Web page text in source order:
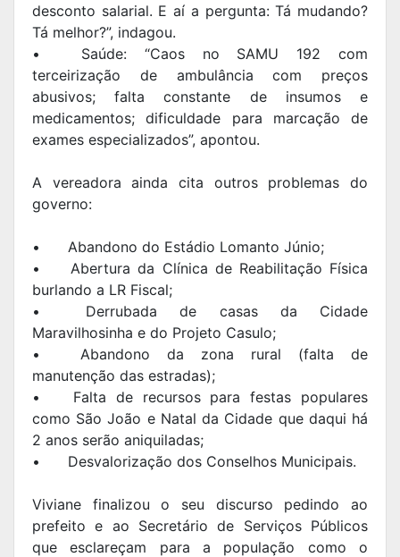
desconto salarial. E aí a pergunta: Tá mudando?
Tá melhor?”, indagou.
•
Saúde: “Caos no SAMU 192 com
terceirização de ambulância com preços
abusivos; falta constante de insumos e
medicamentos; dificuldade para marcação de
exames especializados”, apontou.
A vereadora ainda cita outros problemas do
governo:
•
Abandono do Estádio Lomanto Júnio;
•
Abertura da Clínica de Reabilitação Física
burlando a LR Fiscal;
•
Derrubada de casas da Cidade
Maravilhosinha e do Projeto Casulo;
•
Abandono da zona rural (falta de
manutenção das estradas);
•
Falta de recursos para festas populares
como São João e Natal da Cidade que daqui há
2 anos serão aniquiladas;
•
Desvalorização dos Conselhos Municipais.
Viviane finalizou o seu discurso pedindo ao
prefeito e ao Secretário de Serviços Públicos
que esclareçam para a população como o